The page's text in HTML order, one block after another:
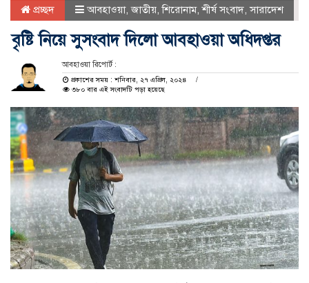
প্রচ্ছদ আবহাওয়া,জাতীয়,শিরোনাম,শীর্ষ সংবাদ,সারাদেশ
বৃষ্টি নিয়ে সুসংবাদ দিলো আবহাওয়া অধিদপ্তর
আবহাওয়া রিপোর্ট :
প্রকাশের সময় : শনিবার, ২৭ এপ্রিল, ২০২৪
৩৮০ বার এই সংবাদটি পড়া হয়েছে